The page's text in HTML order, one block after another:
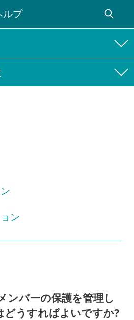
ン
ンバーの保護を管理し
どうすればよいですか?